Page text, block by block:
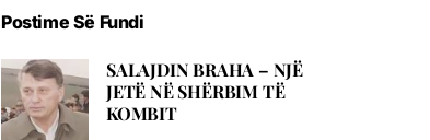
Postime Së Fundi
SALAJDIN BRAHA – NJЁ
JETЁ NЁ SHЁRBIM TЁ
KOMBIT